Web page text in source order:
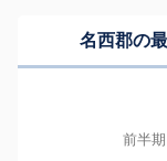
名西郡の
前半期